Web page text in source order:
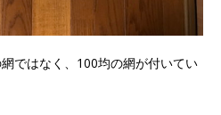
ではなく、100均の網が付いてい